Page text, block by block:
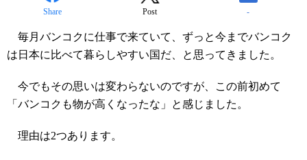
Share Post -
毎月バンコクに仕事で来ていて、ずっと今までバンコク
は日本に比べて暮らしやすい国だ、と思ってきました。
今でもその思いは変わらないのですが、この前初めて
「バンコクも物が高くなったな」と感じました。
理由は2つあります。